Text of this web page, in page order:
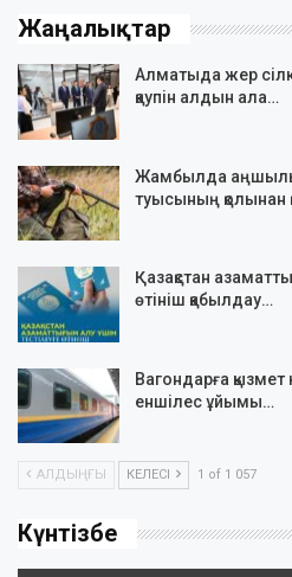
Жаңалықтар
Алматыда жер
қаупін алдын ала…
Жамбылда
туысының қолынан
Қазақстан
өтініш қабылдау…
Вагондарға
еншілес ұйымы…
АЛДЫҢҒЫ КЕЛЕСІ 1 of 1 057
Күнтізбе